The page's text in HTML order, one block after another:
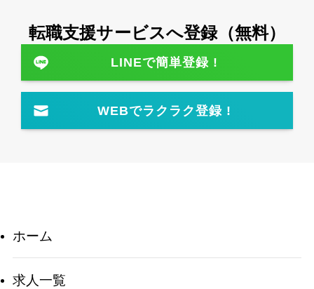
転職⽀援サービスへ登録（無料）
LINEで簡単登録 !
WEBでラクラク登録 !
ホーム
求人一覧